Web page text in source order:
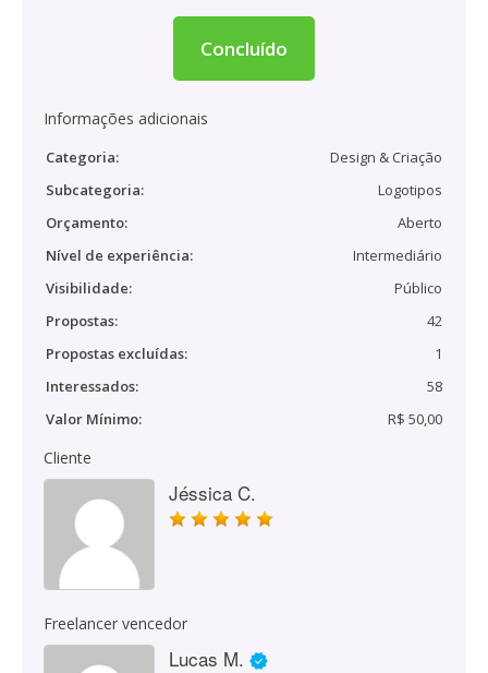
Concluído
Informações adicionais
Categoria:
Design & Criação
Subcategoria:
Logotipos
Orçamento:
Aberto
Nível de experiência:
Intermediário
Visibilidade:
Público
Propostas:
42
Propostas excluídas:
1
Interessados:
58
Valor Mínimo:
R$ 50,00
Cliente
Jéssica C.
Freelancer vencedor
Lucas M.